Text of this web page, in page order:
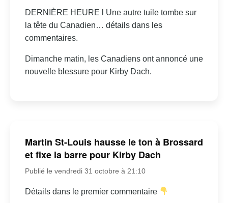
DERNIÈRE HEURE l Une autre tuile tombe sur
la tête du Canadien… détails dans les
commentaires.
Dimanche matin, les Canadiens ont annoncé une
nouvelle blessure pour Kirby Dach.
Martin St-Louis hausse le ton à Brossard
et fixe la barre pour Kirby Dach
Publié le vendredi 31 octobre à 21:10
Détails dans le premier commentaire